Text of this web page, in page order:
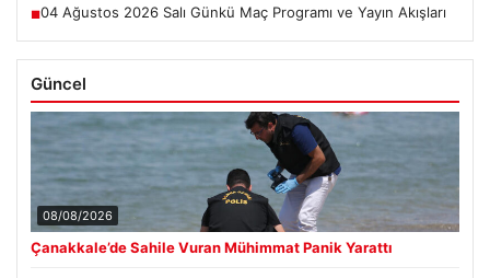
■04 Ağustos 2026 Salı Günkü Maç Programı ve Yayın Akışları
Güncel
08/08/2026
Çanakkale’de Sahile Vuran Mühimmat Panik Yarattı